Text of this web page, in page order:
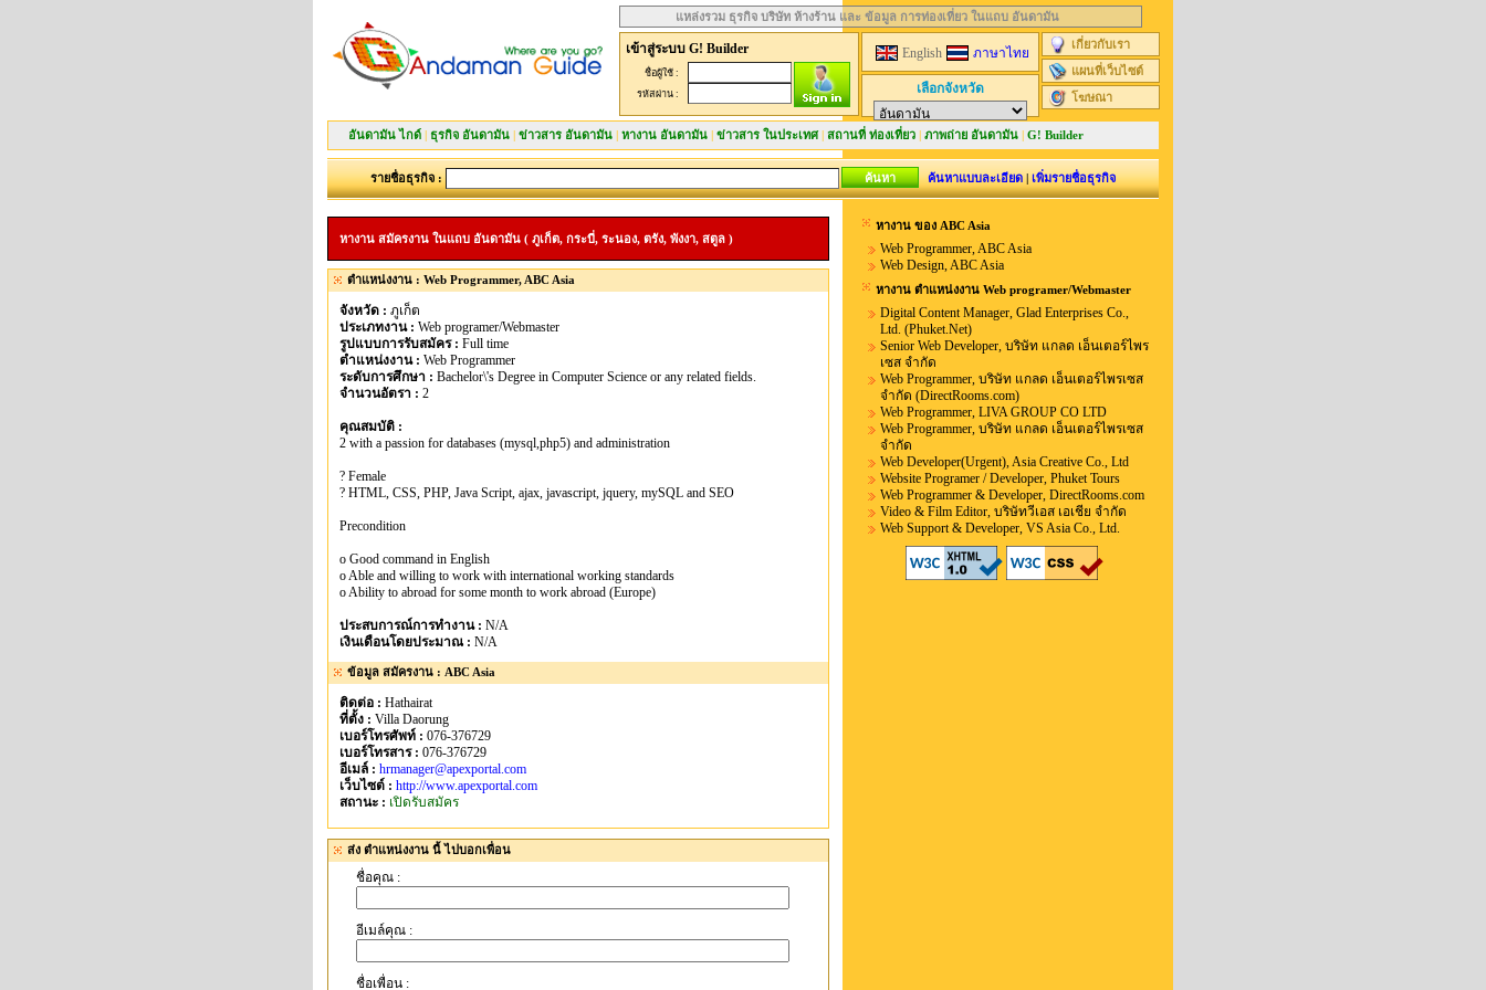
แหล่งรวม ธุรกิจ บริษัท ห้างร้าน และ ข้อมูล การท่องเที่ยว ในแถบ อันดามัน
เข้าสู่ระบบ G! Builder
ชื่อผู้ใช้ :
รหัสผ่าน :
English ภาษาไทย
เลือกจังหวัด
เกี่ยวกับเรา
แผนที่เว็บไซต์
โฆษณา
อันดามัน ไกด์ | ธุรกิจ อันดามัน | ข่าวสาร อันดามัน | หางาน อันดามัน | ข่าวสาร ในประเทศ| สถานที่ ท่องเที่ยว | ภาพถ่าย อันดามัน | G! Builder
รายชื่อธุรกิจ : ค้นหาแบบละเอียด|เพิ่มรายชื่อธุรกิจ
หางาน สมัครงาน ในแถบ อันดามัน ( ภูเก็ต, กระบี่, ระนอง, ตรัง, พังงา, สตูล )
หางาน ของ ABC Asia
Web Programmer, ABC Asia
Web Design, ABC Asia
หางาน ตำแหน่งงาน Web programer/Webmaster
Digital Content Manager, Glad Enterprises Co.,
Ltd. (Phuket.Net)
Senior Web Developer, บริษัท แกลด เอ็นเตอร์ไพร
เซส จำกัด
Web Programmer, บริษัท แกลด เอ็นเตอร์ไพรเซส
จำกัด (DirectRooms.com)
Web Programmer, LIVA GROUP CO LTD
Web Programmer, บริษัท แกลด เอ็นเตอร์ไพรเซส
จำกัด
Web Developer(Urgent), Asia Creative Co., Ltd
Website Programer / Developer, Phuket Tours
Web Programmer & Developer, DirectRooms.com
Video & Film Editor, บริษัทวีเอส เอเชีย จำกัด
Web Support & Developer, VS Asia Co., Ltd.
ตำแหน่งงาน : Web Programmer, ABC Asia
จังหวัด : ภูเก็ต
ประเภทงาน : Web programer/Webmaster
รูปแบบการรับสมัคร : Full time
ตำแหน่งงาน : Web Programmer
ระดับการศึกษา : Bachelor\'s Degree in Computer Science or any related fields.
จำนวนอัตรา : 2
คุณสมบัติ :
2 with a passion for databases (mysql,php5) and administration
? Female
? HTML, CSS, PHP, Java Script, ajax, javascript, jquery, mySQL and SEO
Precondition
o Good command in English
o Able and willing to work with international working standards
o Ability to abroad for some month to work abroad (Europe)
ประสบการณ์การทำงาน : N/A
เงินเดือนโดยประมาณ : N/A
ข้อมูล สมัครงาน : ABC Asia
ติดต่อ : Hathairat
ที่ตั้ง : Villa Daorung
เบอร์โทรศัพท์ : 076-376729
เบอร์โทรสาร : 076-376729
อีเมล์ : hrmanager@apexportal.com
เว็บไซต์ : http://www.apexportal.com
สถานะ : เปิดรับสมัคร
ส่ง ตำแหน่งงาน นี้ ไปบอกเพื่อน
ชื่อคุณ :
อีเมล์คุณ :
ชื่อเพื่อน :